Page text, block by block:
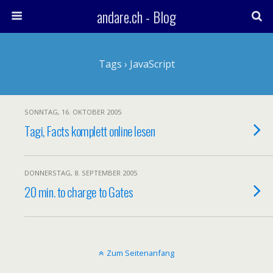
andare.ch - Blog
Tags › JavaScript
SONNTAG, 16. OKTOBER 2005
Tagi, Facts komplett online lesen
DONNERSTAG, 8. SEPTEMBER 2005
20 min. to charge to Gates
Zum Seitenanfang